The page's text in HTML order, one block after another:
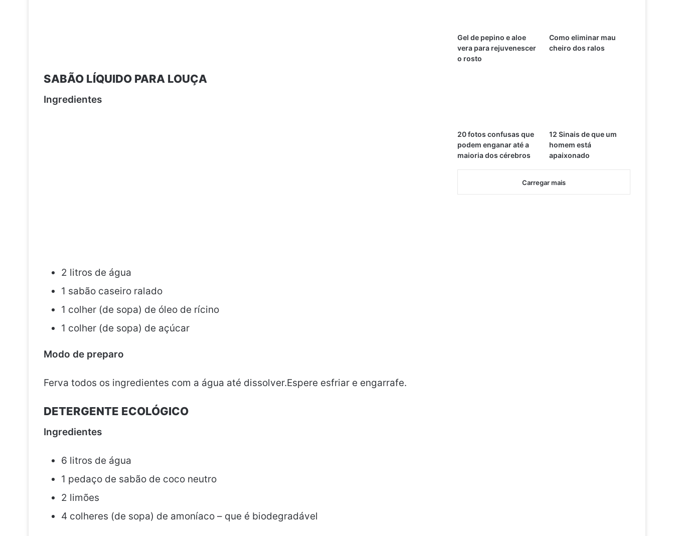
SABÃO LÍQUIDO PARA LOUÇA
Ingredientes
2 litros de água
1 sabão caseiro ralado
1 colher (de sopa) de óleo de rícino
1 colher (de sopa) de açúcar
Modo de preparo
Ferva todos os ingredientes com a água até dissolver.Espere esfriar e engarrafe.
DETERGENTE ECOLÓGICO
Ingredientes
6 litros de água
1 pedaço de sabão de coco neutro
2 limões
4 colheres (de sopa) de amoníaco – que é biodegradável
Gel de pepino e aloe
vera para rejuvenescer
o rosto
Como eliminar mau
cheiro dos ralos
20 fotos confusas que
podem enganar até a
maioria dos cérebros
12 Sinais de que um
homem está
apaixonado
Carregar mais